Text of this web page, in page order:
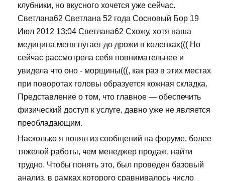
клубники, но вкусного хочется уже сейчас.
Светлана62 Светлана 52 года Сосновый Бор 19
Июл 2012 13:04 Светлана62 Схожу, хотя наша
медицина меня пугает до дрожи в коленках((( Но
сейчас рассмотрела себя повнимательнее и
увидела что оно - морщины(((, как раз в этих местах
при поворотах головы образуется кожная складка.
Представление о том, что главное — обеспечить
физический доступ к услуге, давно уже не является
преобладающим.
Насколько я понял из сообщений на форуме, более
тяжелой работы, чем менеджер продаж, найти
трудно. Чтобы понять это, был проведен базовый
анализ, в рамках которого сравнивалось число